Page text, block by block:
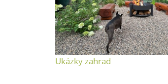
Ukázky zahrad